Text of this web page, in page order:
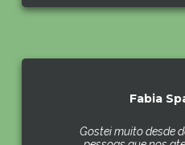
Fabia
Gostei muito desde